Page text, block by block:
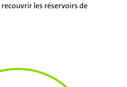
les réservoirs de